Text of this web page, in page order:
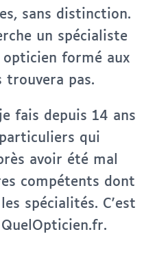
sans distinction.
un spécialiste
formé aux
trouvera pas.
fais depuis 14 ans
qui
avoir été mal
compétents dont
spécialités. C'est